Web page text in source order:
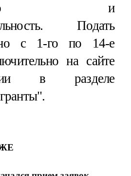
и
Подать
с 1-го по 14-е
на сайте
в разделе